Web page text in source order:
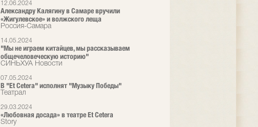
12.06.2024
Александру Калягину в Самаре вручили
«Жигулевское» и волжского леща
Россия-Самара
14.05.2024
"Мы не играем китайцев, мы рассказываем
общечеловеческую историю"
СИНЬХУА Новости
07.05.2024
В "Et Cetera" исполнят "Музыку Победы"
Театрал
29.03.2024
«Любовная досада» в театре Et Cetera
Story